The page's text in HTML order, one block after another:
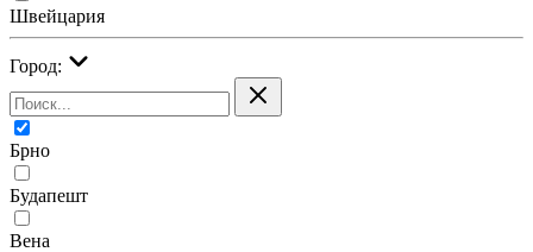
Швейцария
Город:
Брно
Будапешт
Вена